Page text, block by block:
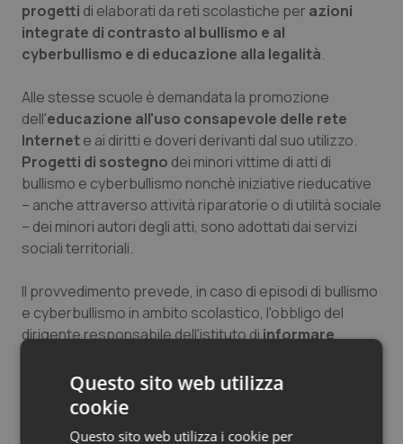
progetti di elaborati da reti scolastiche per azioni
integrate di contrasto al bullismo e al
cyberbullismo e di educazione alla legalità.
Alle stesse scuole è demandata la promozione
dell'educazione all'uso consapevole delle rete
Internete ai diritti e doveri derivanti dal suo utilizzo.
Progetti di sostegno dei minori vittime di atti di
bullismo e cyberbullismo nonchè iniziative rieducative
– anche attraverso attività riparatorie o di utilità sociale
– dei minori autori degli atti, sono adottati dai servizi
sociali territoriali.
Il provvedimento prevede, in caso di episodi di bullismo
e cyberbullismo in ambito scolastico, l'obbligo del
dirigente responsabile dell'istituto diinformare
coinvolti. Sentite le famiglie e valutata la gravità degli
episodi, il dirigente convoca i minori coinvolti, il
referente scolastico e i rappresentanti di classe, per
Questo sito web utilizza
cookie
Questo sito web utilizza i cookie per